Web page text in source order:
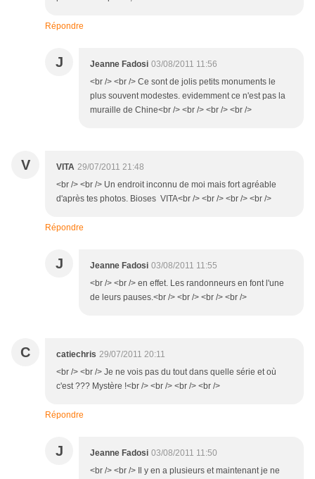
Répondre
J Jeanne Fadosi 03/08/2011 11:56
<br /> <br /> Ce sont de jolis petits monuments le
plus souvent modestes. evidemment ce n'est pas la
muraille de Chine<br /> <br /> <br /> <br />
V VITA 29/07/2011 21:48
<br /> <br /> Un endroit inconnu de moi mais fort agréable
d'après tes photos. Bioses VITA<br /> <br /> <br /> <br />
Répondre
J Jeanne Fadosi 03/08/2011 11:55
<br /> <br /> en effet. Les randonneurs en font l'une
de leurs pauses.<br /> <br /> <br /> <br />
C catiechris 29/07/2011 20:11
<br /> <br /> Je ne vois pas du tout dans quelle série et où
c'est ??? Mystère !<br /> <br /> <br /> <br />
Répondre
J Jeanne Fadosi 03/08/2011 11:50
<br /> <br /> Il y en a plusieurs et maintenant je ne